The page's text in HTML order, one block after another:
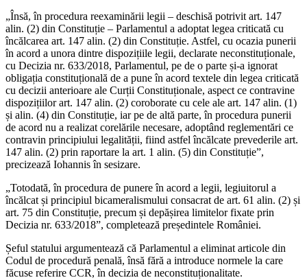
„Însă, în procedura reexaminării legii – deschisă potrivit art. 147
alin. (2) din Constituție – Parlamentul a adoptat legea criticată cu
încălcarea art. 147 alin. (2) din Constituție. Astfel, cu ocazia punerii
în acord a unora dintre dispozițiile legii, declarate neconstituționale,
cu Decizia nr. 633/2018, Parlamentul, pe de o parte și-a ignorat
obligația constituțională de a pune în acord textele din legea criticată
cu decizii anterioare ale Curții Constituționale, aspect ce contravine
dispozițiilor art. 147 alin. (2) coroborate cu cele ale art. 147 alin. (1)
și alin. (4) din Constituție, iar pe de altă parte, în procedura punerii
de acord nu a realizat corelările necesare, adoptând reglementări ce
contravin principiului legalității, fiind astfel încălcate prevederile art.
147 alin. (2) prin raportare la art. 1 alin. (5) din Constituție”,
precizează Iohannis în sesizare.
„Totodată, în procedura de punere în acord a legii, legiuitorul a
încălcat și principiul bicameralismului consacrat de art. 61 alin. (2) și
art. 75 din Constituție, precum și depășirea limitelor fixate prin
Decizia nr. 633/2018”, completează președintele României.
Șeful statului argumentează că Parlamentul a eliminat articole din
Codul de procedură penală, însă fără a introduce normele la care
făcuse referire CCR, în decizia de neconstituționalitate.